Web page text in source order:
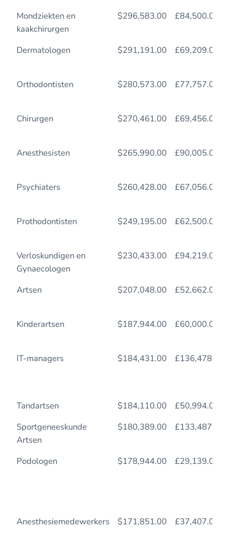
Mondziekten en
kaakchirurgen
$296,583.00 £84,500.00
Dermatologen $291,191.00 £69,209.00
Orthodontisten $280,573.00 £77,757.00
Chirurgen $270,461.00 £69,456.00
Anesthesisten $265,990.00 £90,005.00
Psychiaters $260,428.00 £67,056.00
Prothodontisten $249,195.00 £62,500.00
Verloskundigen en
Gynaecologen
$230,433.00 £94,219.00
Artsen $207,048.00 £52,662.00
Kinderartsen $187,944.00 £60,000.00
IT-managers $184,431.00 £136,478.94
Tandartsen $184,110.00
£50,994.00
Sportgeneeskunde
Artsen
$180,389.00 £133,487.86
Podologen $178,944.00 £29,139.00
Anesthesiemedewerkers $171,851.00 £37,407.00